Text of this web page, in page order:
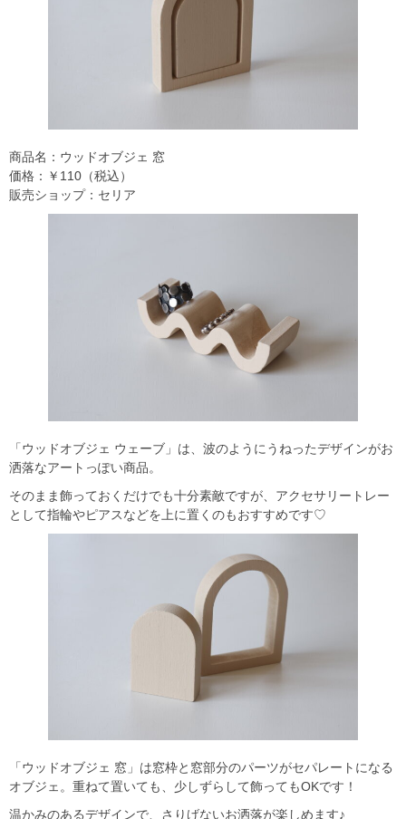
商品名：ウッドオブジェ 窓
価格：￥110（税込）
販売ショップ：セリア
「ウッドオブジェ ウェーブ」は、波のようにうねったデザインがお
洒落なアートっぽい商品。
そのまま飾っておくだけでも十分素敵ですが、アクセサリートレー
として指輪やピアスなどを上に置くのもおすすめです♡
「ウッドオブジェ 窓」は窓枠と窓部分のパーツがセパレートになる
オブジェ。重ねて置いても、少しずらして飾ってもOKです！
温かみのあるデザインで、さりげないお洒落が楽しめます♪